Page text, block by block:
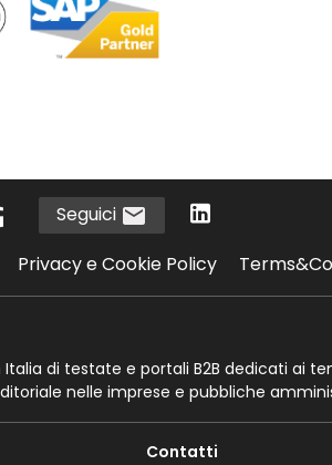
Seguici
Privacy e Cookie Policy
di testate e portali B2B dedicati ai
nelle imprese e pubbliche
Contatti